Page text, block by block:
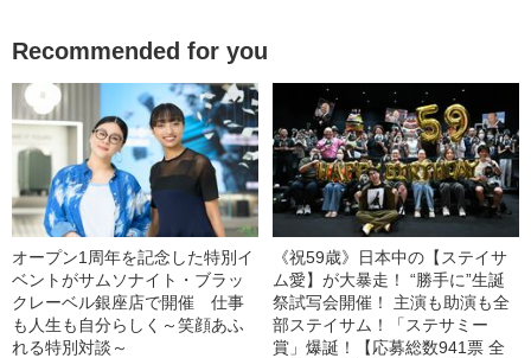
Recommended for you
オープン1周年を記念した特別イ
ベントがサムソナイト・ブラッ
クレーベル銀座店で開催 仕事
も人生も自分らしく～笑顔あふ
れる特別対談～
《祝59歳》日本中の【ステイサ
ム愛】が大暴走！ “勝手に”生誕
祭試写会開催！ 主演も助演も全
部ステイサム！「ステサミー
賞」爆誕！【応募総数941票 全